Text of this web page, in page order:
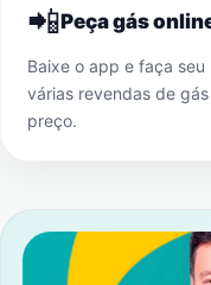
📲Peça gás
Baixe o app e faça
várias revendas de
preço.